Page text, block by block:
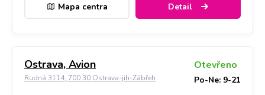
Mapa centra Detail
Ostrava, Avion
Rudná 3114, 700 30 Ostrava-jih-Zábřeh
Otevřeno
Po-Ne: 9-21